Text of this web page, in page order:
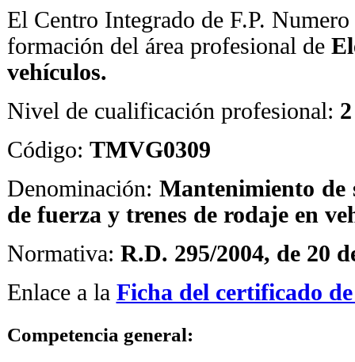
El Centro Integrado de F.P.
formación del área profesional de
vehículos.
Nivel de cualificación profesional: 2
Código: TMVG0309
Denominación: Mantenimiento de
de fuerza y trenes de rodaje en
Normativa: R.D. 295/2004, de 20
Enlace a la Ficha del certificado
Competencia general: